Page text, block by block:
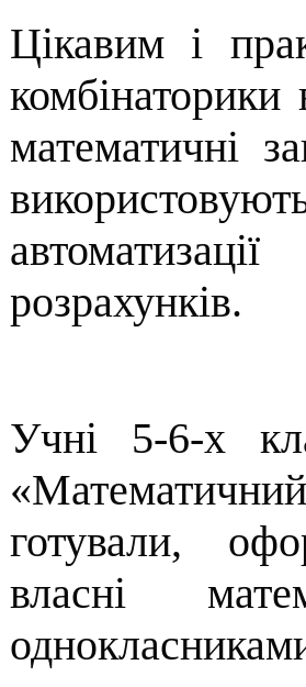
Цікавим і
комбінаторики
математичні
розрахунків.
Учні 5-6-х
готували,
власні